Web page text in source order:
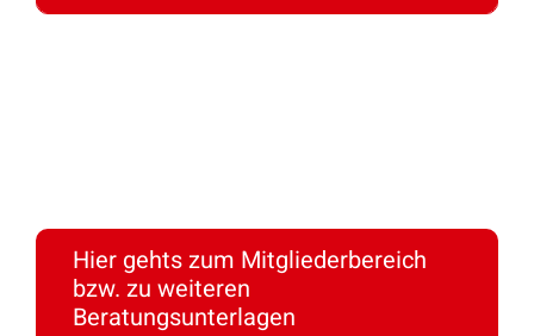
Hier gehts zum Mitgliederbereich
bzw. zu weiteren
Beratungsunterlagen